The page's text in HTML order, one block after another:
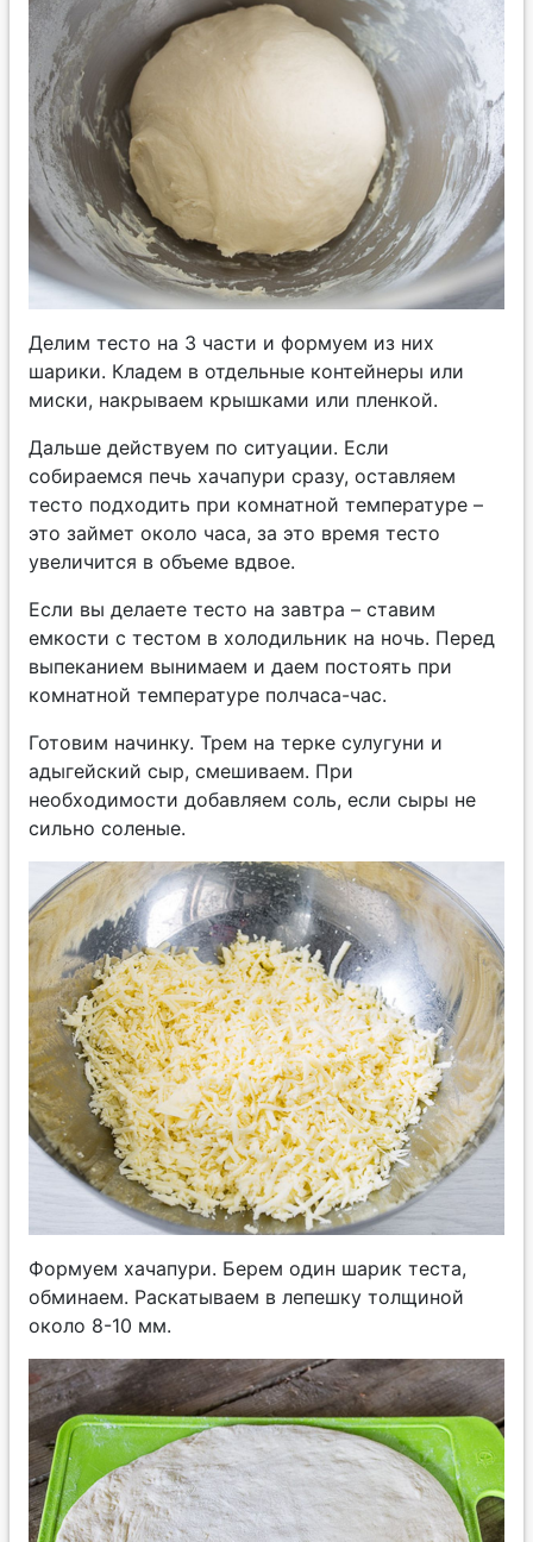
Делим тесто на 3 части и формуем из них
шарики. Кладем в отдельные контейнеры или
миски, накрываем крышками или пленкой.
Дальше действуем по ситуации. Если
собираемся печь хачапури сразу, оставляем
тесто подходить при комнатной температуре –
это займет около часа, за это время тесто
увеличится в объеме вдвое.
Если вы делаете тесто на завтра – ставим
емкости с тестом в холодильник на ночь. Перед
выпеканием вынимаем и даем постоять при
комнатной температуре полчаса-час.
Готовим начинку. Трем на терке сулугуни и
адыгейский сыр, смешиваем. При
необходимости добавляем соль, если сыры не
сильно соленые.
Формуем хачапури. Берем один шарик теста,
обминаем. Раскатываем в лепешку толщиной
около 8-10 мм.